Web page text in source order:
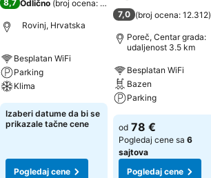
8,7 Odlično (broj ocena: 387
Rovinj, Hrvatska
Besplatan WiFi
Parking
Klima
Izaberi datume da bi se
prikazale tačne cene
Pogledaj cene
7,0 (broj ocena: 12.312)
Poreč, Centar grada:
udaljenost 3.5 km
Besplatan WiFi
Bazen
Parking
od 78 €
Pogledaj cene sa 6
sajtova
Pogledaj cene